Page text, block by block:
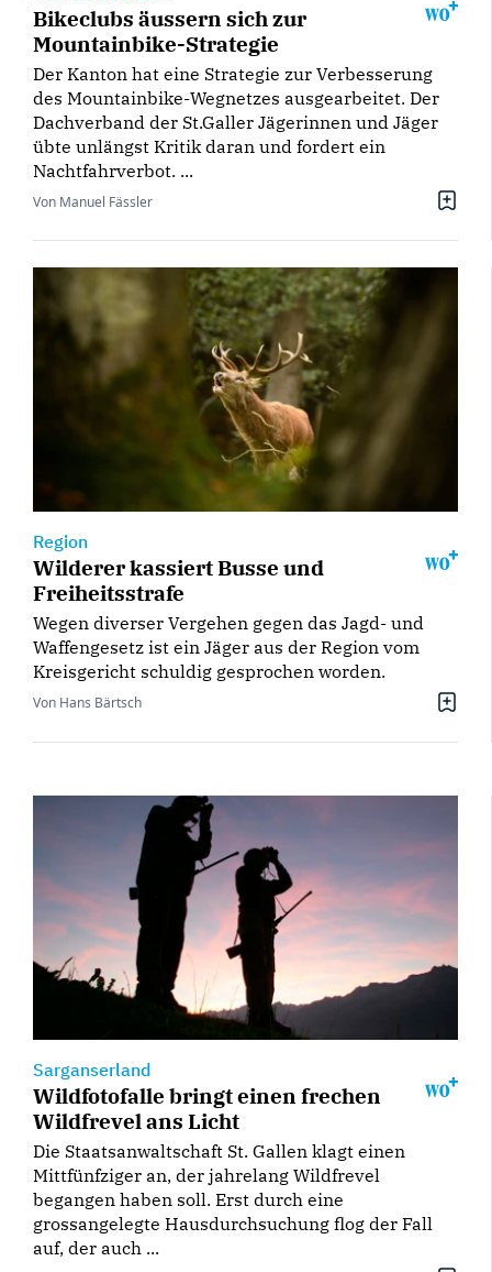
Bikeclubs äussern sich zur
Mountainbike-Strategie
Der Kanton hat eine Strategie zur Verbesserung
des Mountainbike-Wegnetzes ausgearbeitet. Der
Dachverband der St.Galler Jägerinnen und Jäger
übte unlängst Kritik daran und fordert ein
Nachtfahrverbot. ...
Von Manuel Fässler
Region
Wilderer kassiert Busse und
Freiheitsstrafe
Wegen diverser Vergehen gegen das Jagd- und
Waffengesetz ist ein Jäger aus der Region vom
Kreisgericht schuldig gesprochen worden.
Von Hans Bärtsch
Sarganserland
Wildfotofalle bringt einen frechen
Wildfrevel ans Licht
Die Staatsanwaltschaft St. Gallen klagt einen
Mittfünfziger an, der jahrelang Wildfrevel
begangen haben soll. Erst durch eine
grossangelegte Hausdurchsuchung flog der Fall
auf, der auch ...